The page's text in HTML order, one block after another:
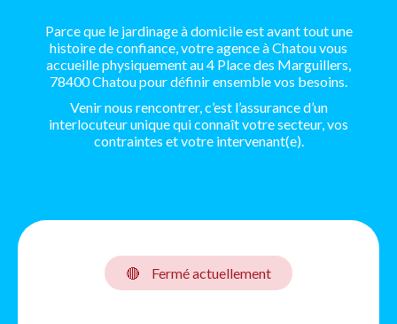
Parce que le jardinage à domicile est avant tout une
histoire de confiance, votre agence à Chatou vous
accueille physiquement au 4 Place des Marguillers,
78400 Chatou pour définir ensemble vos besoins.
Venir nous rencontrer, c’est l’assurance d’un
interlocuteur unique qui connaît votre secteur, vos
contraintes et votre intervenant(e).
🔴 Fermé actuellement